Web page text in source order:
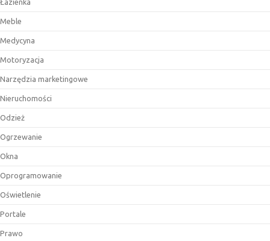
Łazienka
Meble
Medycyna
Motoryzacja
Narzędzia marketingowe
Nieruchomości
Odzież
Ogrzewanie
Okna
Oprogramowanie
Oświetlenie
Portale
Prawo